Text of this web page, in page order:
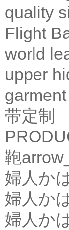
quality
Flight
world
upper
带定制
鞄
婦人か
婦人か
婦人か